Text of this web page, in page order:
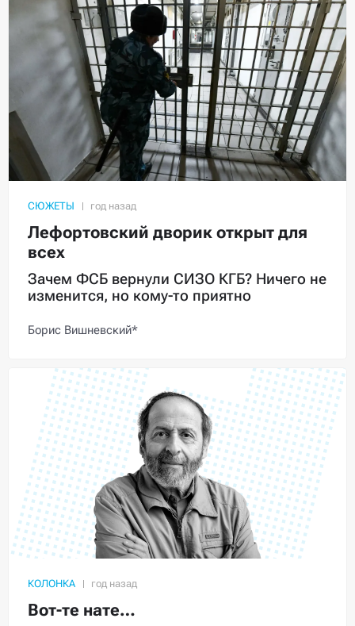
СЮЖЕТЫ
Лефортовский дворик открыт для
всех
Зачем ФСБ вернули СИЗО КГБ? Ничего не
изменится, но кому-то приятно
Борис Вишневский*
КОЛОНКА
Вот-те нате…